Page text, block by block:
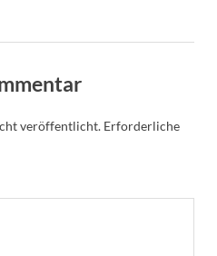
veröffentlicht. Erforderliche